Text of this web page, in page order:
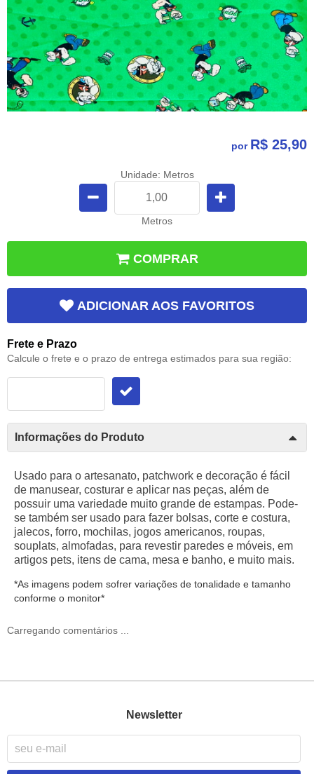
por R$ 25,90
Unidade: Metros
Metros
COMPRAR
ADICIONAR AOS FAVORITOS
Frete e Prazo
Calcule o frete e o prazo de entrega estimados para sua região:
Informações do Produto
Usado para o artesanato, patchwork e decoração é fácil
de manusear, costurar e aplicar nas peças, além de
possuir uma variedade muito grande de estampas. Pode-
se também ser usado para fazer bolsas, corte e costura,
jalecos, forro, mochilas, jogos americanos, roupas,
souplats, almofadas, para revestir paredes e móveis, em
artigos pets, itens de cama, mesa e banho, e muito mais.
*As imagens podem sofrer variações de tonalidade e tamanho
conforme o monitor*
Carregando comentários ...
Newsletter